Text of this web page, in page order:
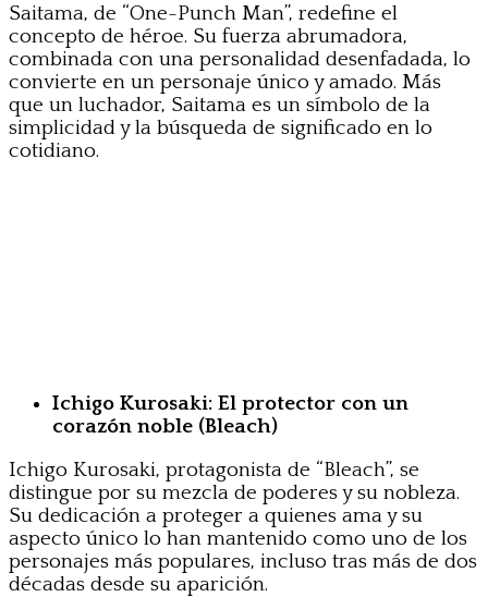
Saitama, de “One-Punch Man”, redefine el
concepto de héroe. Su fuerza abrumadora,
combinada con una personalidad desenfadada, lo
convierte en un personaje único y amado. Más
que un luchador, Saitama es un símbolo de la
simplicidad y la búsqueda de significado en lo
cotidiano.
Ichigo Kurosaki: El protector con un
corazón noble (Bleach)
Ichigo Kurosaki, protagonista de “Bleach”, se
distingue por su mezcla de poderes y su nobleza.
Su dedicación a proteger a quienes ama y su
aspecto único lo han mantenido como uno de los
personajes más populares, incluso tras más de dos
décadas desde su aparición.